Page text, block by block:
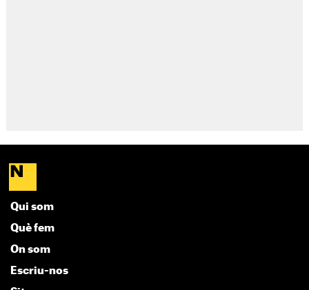
Qui som
Què fem
On som
Escriu-nos